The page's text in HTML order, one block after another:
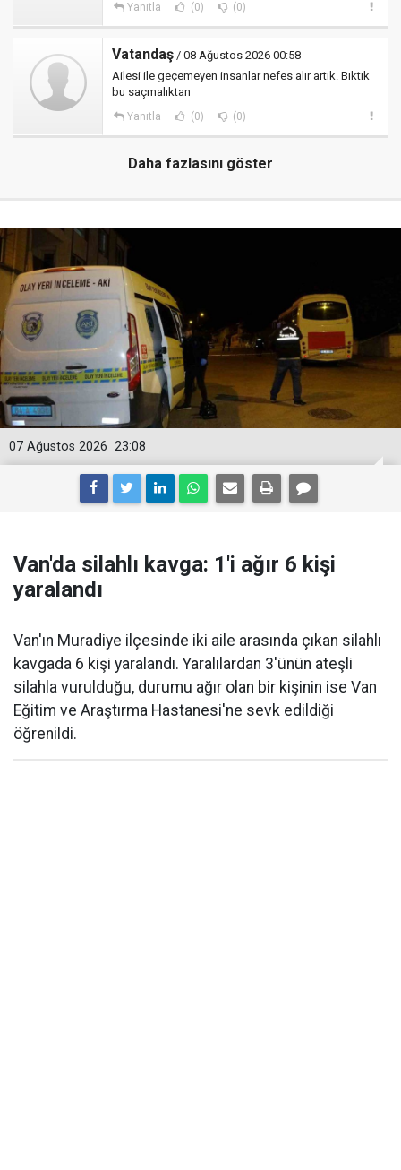
Yanıtla (0) (0)
Vatandaş / 08 Ağustos 2026 00:58
Ailesi ile geçemeyen insanlar nefes alır artık. Bıktık
bu saçmalıktan
Yanıtla (0) (0)
Daha fazlasını göster
23:08
07 Ağustos 2026
Van'da silahlı kavga: 1'i ağır 6 kişi
yaralandı
Van'ın Muradiye ilçesinde iki aile arasında çıkan silahlı
kavgada 6 kişi yaralandı. Yaralılardan 3'ünün ateşli
silahla vurulduğu, durumu ağır olan bir kişinin ise Van
Eğitim ve Araştırma Hastanesi'ne sevk edildiği
öğrenildi.